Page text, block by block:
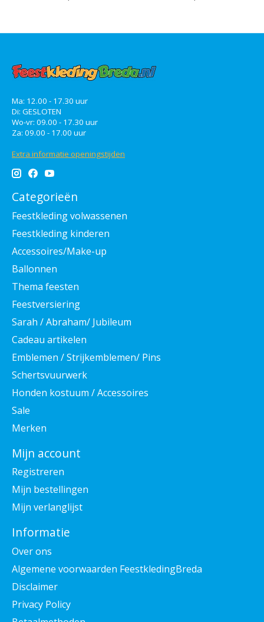
Ma: 12.00 - 17.30 uur
Di: GESLOTEN
Wo-vr: 09.00 - 17.30 uur
Za: 09.00 - 17.00 uur
Extra informatie openingstijden
Categorieën
Feestkleding volwassenen
Feestkleding kinderen
Accessoires/Make-up
Ballonnen
Thema feesten
Feestversiering
Sarah / Abraham/ Jubileum
Cadeau artikelen
Emblemen / Strijkemblemen/ Pins
Schertsvuurwerk
Honden kostuum / Accessoires
Sale
Merken
Mijn account
Registreren
Mijn bestellingen
Mijn verlanglijst
Informatie
Over ons
Algemene voorwaarden FeestkledingBreda
Disclaimer
Privacy Policy